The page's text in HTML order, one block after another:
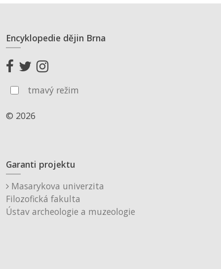
Encyklopedie dějin Brna
tmavý režim
© 2026
Garanti projektu
Masarykova univerzita
Filozofická fakulta
Ústav archeologie a muzeologie